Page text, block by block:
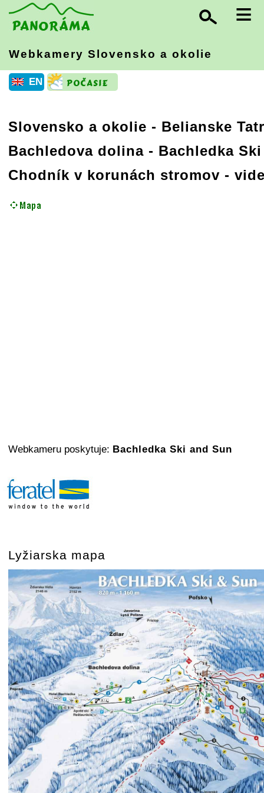
≡
Webkamery Slovensko a okolie
EN
Slovensko a okolie - Belianske
Bachledova dolina - Bachledka
Chodník v korunách stromov -
Webkameru poskytuje: Bachledka Ski and Sun
Lyžiarska mapa